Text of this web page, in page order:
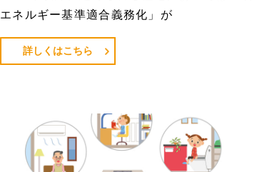
エネルギー基準適合義務化」が
詳しくはこちら